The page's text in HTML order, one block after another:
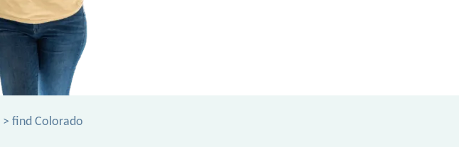
> find Colorado